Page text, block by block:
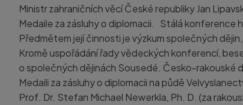
Ministr zahraničních věcí České republiky Jan
Medaile za zásluhy o diplomacii. Stálá konference
Předmětem její činnosti je výzkum společných
Kromě uspořádání řady vědeckých konferencí,
o společných dějinách Sousedé. Česko-rakouské
Medaili za zásluhy o diplomacii na půdě
Prof. Dr. Stefan Michael Newerkla, Ph. D. (za